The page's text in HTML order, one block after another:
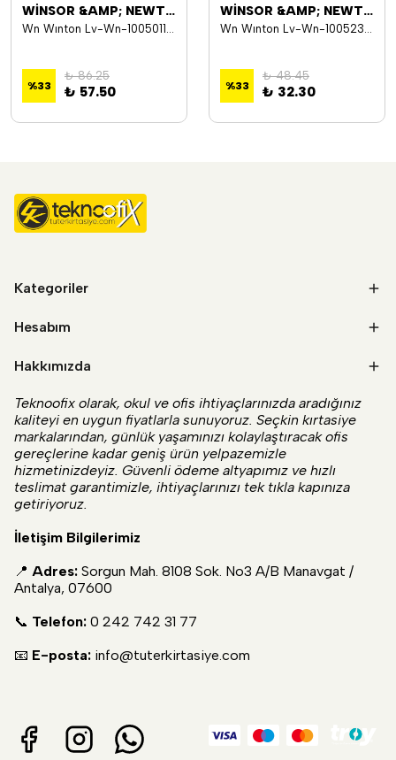
WİNSOR &AMP; NEWTON
Wn Wınton Lv-Wn-1005011 Drawıng Ink 14Ml Apple Green
%33
₺ 86.25
₺ 57.50
WİNSOR &AMP; NEWTON
Wn Wınton Lv-Wn-1005235 Drawıng Ink 14Ml Emerald
%33
₺ 48.45
₺ 32.30
Kategoriler
Hesabım
Hakkımızda
Teknoofix olarak, okul ve ofis ihtiyaçlarınızda aradığınız
kaliteyi en uygun fiyatlarla sunuyoruz. Seçkin kırtasiye
markalarından, günlük yaşamınızı kolaylaştıracak ofis
gereçlerine kadar geniş ürün yelpazemizle
hizmetinizdeyiz. Güvenli ödeme altyapımız ve hızlı
teslimat garantimizle, ihtiyaçlarınızı tek tıkla kapınıza
getiriyoruz.
İletişim Bilgilerimiz
📍 Adres: Sorgun Mah. 8108 Sok. No3 A/B Manavgat /
Antalya, 07600
📞 Telefon: 0 242 742 31 77
📧 E-posta: info@tuterkirtasiye.com